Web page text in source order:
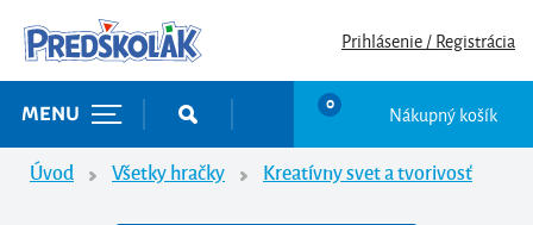
Prihlásenie / Registrácia
MENU 0 Nákupný košík
Úvod Všetky hračky Kreatívny svet a tvorivosť